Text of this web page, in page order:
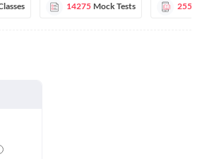
14275 Mock Tests 255